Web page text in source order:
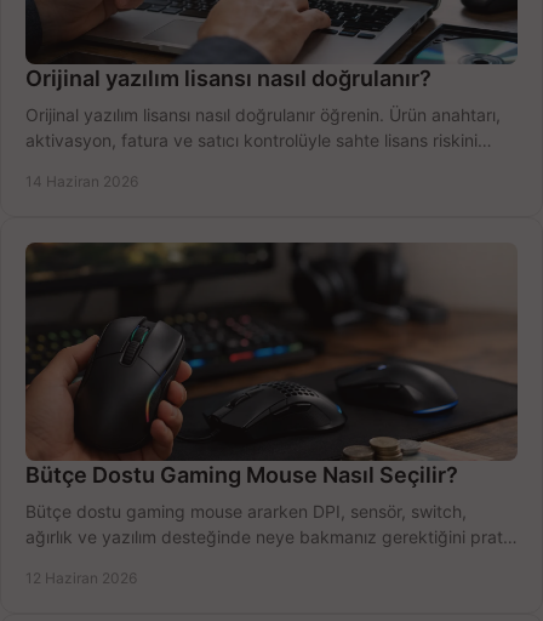
Orijinal yazılım lisansı nasıl doğrulanır?
Orijinal yazılım lisansı nasıl doğrulanır öğrenin. Ürün anahtarı,
aktivasyon, fatura ve satıcı kontrolüyle sahte lisans riskini
14 Haziran 2026
Bütçe Dostu Gaming Mouse Nasıl Seçilir?
Bütçe dostu gaming mouse ararken DPI, sensör, switch,
ağırlık ve yazılım desteğinde neye bakmanız gerektiğini pratik
12 Haziran 2026